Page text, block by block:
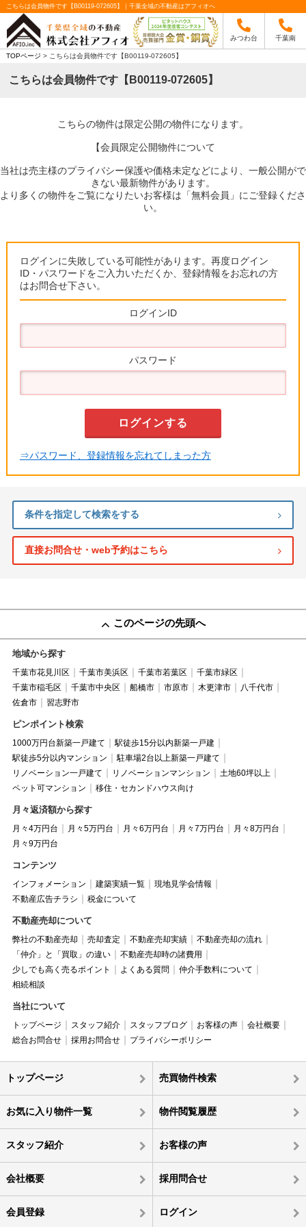
こちらは会員物件です【B00119-072605】｜千葉全域の不動産はアフィオへ
みつわ台 千葉南
TOPページ > こちらは会員物件です【B00119-072605】
こちらは会員物件です【B00119-072605】
こちらの物件は限定公開の物件になります。
【会員限定公開物件について
当社は売主様のプライバシー保護や価格未定などにより、一般公開がで
きない最新物件があります。
より多くの物件をご覧になりたいお客様は「無料会員」にご登録くださ
い。
ログインに失敗している可能性があります。再度ログイン
ID・パスワードをご入力いただくか、登録情報をお忘れの方
はお問合せ下さい。
ログインID
パスワード
⇒パスワード、登録情報を忘れてしまった方
条件を指定して検索をする
直接お問合せ・web予約はこちら
このページの先頭へ
地域から探す
千葉市花見川区 千葉市美浜区 千葉市若葉区
千葉市緑区
千葉市稲毛区
千葉市中央区 船橋市 市原市 木更津市
八千代市
佐倉市
習志野市
ピンポイント検索
1000万円台新築一戸建て
駅徒歩15分以内新築一戸建
駅徒歩5分以内マンション
駐車場2台以上新築一戸建て
リノベーション一戸建て
リノベーションマンション
土地60坪以上
ペット可マンション
移住・セカンドハウス向け
月々返済額から探す
月々4万円台 月々5万円台 月々6万円台 月々7万円台
月々8万円台
月々9万円台
コンテンツ
インフォメーション 建築実績一覧
現地見学会情報
不動産広告チラシ
税金について
不動産売却について
弊社の不動産売却 売却査定 不動産売却実績
不動産売却の流れ
「仲介」と「買取」の違い
不動産売却時の諸費用
少しでも高く売るポイント
よくある質問
仲介手数料について
相続相談
当社について
トップページ スタッフ紹介 スタッフブログ お客様の声
会社概要
総合お問合せ
採用お問合せ プライバシーポリシー
トップページ 売買物件検索
お気に入り物件一覧 物件閲覧履歴
スタッフ紹介 お客様の声
会社概要 採用問合せ
会員登録 ログイン